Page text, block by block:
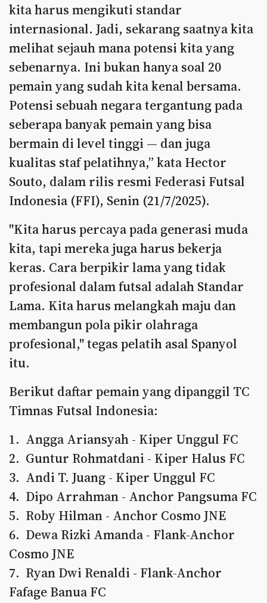
kita harus mengikuti standar
internasional. Jadi, sekarang saatnya kita
melihat sejauh mana potensi kita yang
sebenarnya. Ini bukan hanya soal 20
pemain yang sudah kita kenal bersama.
Potensi sebuah negara tergantung pada
seberapa banyak pemain yang bisa
bermain di level tinggi — dan juga
kualitas staf pelatihnya,” kata Hector
Souto, dalam rilis resmi Federasi Futsal
Indonesia (FFI), Senin (21/7/2025).
"Kita harus percaya pada generasi muda
kita, tapi mereka juga harus bekerja
keras. Cara berpikir lama yang tidak
profesional dalam futsal adalah Standar
Lama. Kita harus melangkah maju dan
membangun pola pikir olahraga
profesional," tegas pelatih asal Spanyol
itu.
Berikut daftar pemain yang dipanggil TC
Timnas Futsal Indonesia:
1. Angga Ariansyah - Kiper Unggul FC
2. Guntur Rohmatdani - Kiper Halus FC
3. Andi T. Juang - Kiper Unggul FC
4. Dipo Arrahman - Anchor Pangsuma FC
5. Roby Hilman - Anchor Cosmo JNE
6. Dewa Rizki Amanda - Flank-Anchor
Cosmo JNE
7. Ryan Dwi Renaldi - Flank-Anchor
Fafage Banua FC